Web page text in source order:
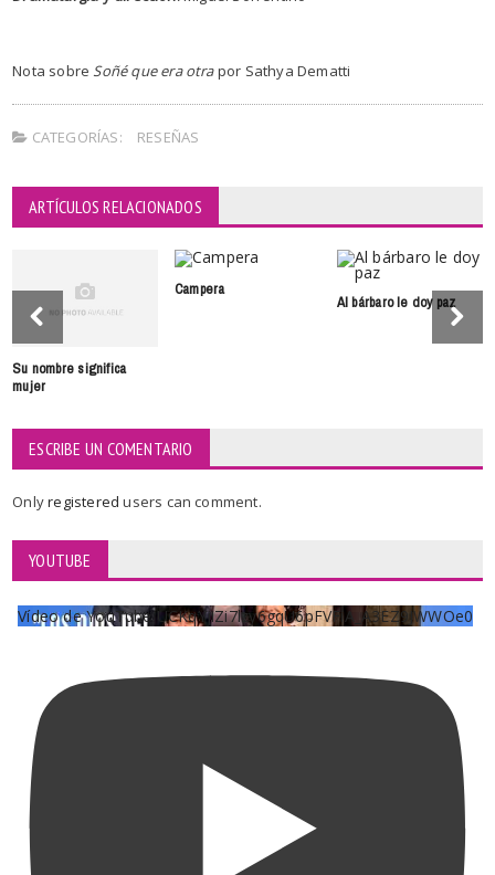
Nota sobreSoñé que era otrapor Sathya Dematti
CATEGORÍAS: RESEÑAS
ARTÍCULOS RELACIONADOS
Su nombre significa
mujer
Campera
Al bárbaro le doy paz
ESCRIBE UN COMENTARIO
Onlyregisteredusers can comment.
YOUTUBE
Vídeo de YouTube UCKqYjiZi7lzy6gqU6pFVFiA_A3EZ9JWWOe0